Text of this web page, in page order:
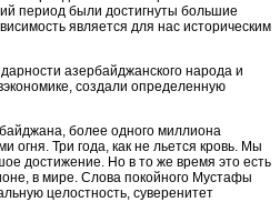
период были достигнуты большие
является для нас историческим
азер­байджанского народа и
создали определенную
бо­лее одного миллиона
Три года, как не льется кровь. Мы
достижение. Но в то же время это есть
в мире. Слова покойного Мустафы
целостность, суверенитет